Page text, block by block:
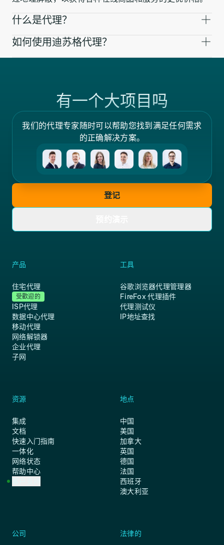
什么是代理？
如何使用迪苏格代理？
有一个大项目吗
我们的代理专家随时可以帮助您找到满足任何需求
的正确解决方案。
登记
产品
住宅代理
受歡迎的
ISP代理
数据中心代理
移动代理
网络解锁器
企业代理
子网
工具
谷歌浏览器代理管理器
FireFox 代理插件
代理测试仪
IP地址查找
资源
集成
文档
快速入门指南
一体化
网络状态
帮助中心
地点
中国
美国
加拿大
英国
德国
法国
西班牙
澳大利亚
公司 法律的